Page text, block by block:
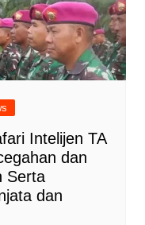
Intelijen TA
dan
Serta
dan